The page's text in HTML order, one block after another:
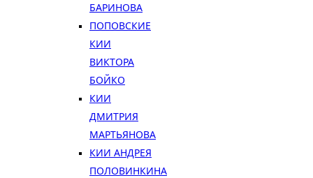
БАРИНОВА
ПОПОВСКИЕ
КИИ
ВИКТОРА
БОЙКО
КИИ
ДМИТРИЯ
МАРТЬЯНОВА
КИИ АНДРЕЯ
ПОЛОВИНКИНА